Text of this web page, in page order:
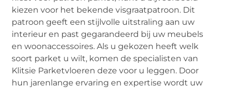
kiezen voor het bekende visgraatpatroon. Dit
patroon geeft een stijlvolle uitstraling aan uw
interieur en past gegarandeerd bij uw meubels
en woonaccessoires. Als u gekozen heeft welk
soort parket u wilt, komen de specialisten van
Klitsie Parketvloeren deze voor u leggen. Door
hun jarenlange ervaring en expertise wordt uw